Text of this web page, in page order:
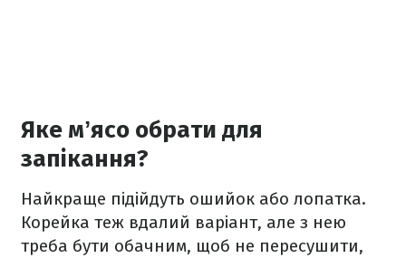
Яке мʼясо обрати для
запікання?
Найкраще підійдуть ошийок або лопатка.
Корейка теж вдалий варіант, але з нею
треба бути обачним, щоб не пересушити,